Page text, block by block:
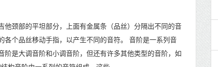
颈部的平坦部分，上面有金属条（品丝）分隔出不同的音
个品丝移动手指，以产生不同的音符。 音阶是一系列音
是大调音阶和小调音阶，但还有许多其他类型的音阶，如